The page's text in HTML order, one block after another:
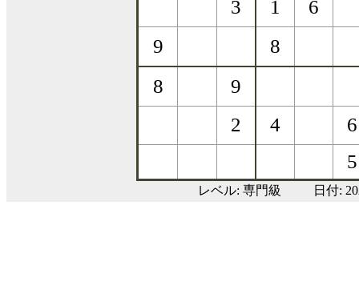
レベル: 専門級 日付: